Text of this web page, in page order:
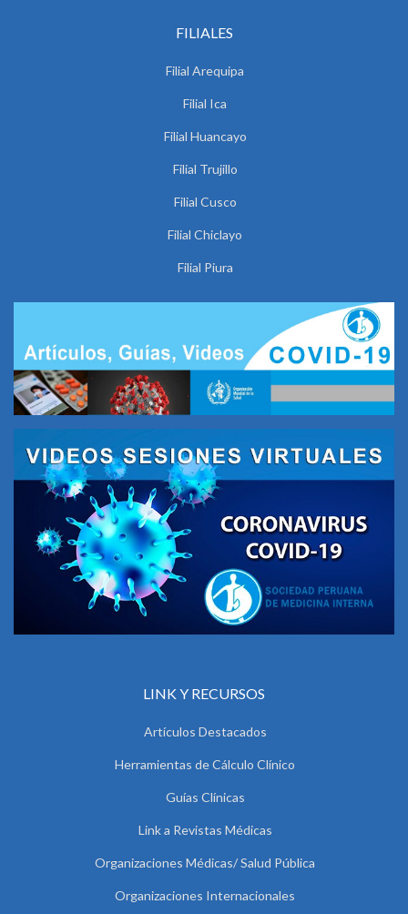
FILIALES
Filial Arequipa
Filial Ica
Filial Huancayo
Filial Trujillo
Filial Cusco
Filial Chiclayo
Filial Piura
LINK Y RECURSOS
Artículos Destacados
Herramientas de Cálculo Clínico
Guías Clínicas
Link a Revistas Médicas
Organizaciones Médicas/ Salud Pública
Organizaciones Internacionales